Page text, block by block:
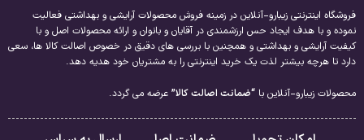
فروشگاه اینترنتی زیبارو-آنلاین در زمینه فروش محصولات آرایشی و بهداشتی فعالیت
نموده و با هدف ایجاد حس ارزشمندی در آقایان و بانوان و ارائه محصولات اصل و با
کیفیت آرایشی و بهداشتی و همچنین با بررسی های دقیق در خصوص اصالت کالا ها، سعی
دارد تا هرچه بیشتر لذت یک خرید اینترنتی را به مشتریان خود هدیه دهد.
محصولات زیبارو-آنلاین با “ضمانت اصالت کالا” عرضه می گردد.